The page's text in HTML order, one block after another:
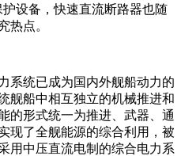
设备，快速直流断路器也随
热点。
统已成为国内外舰船动力的
舰船中相互独立的机械推进和
的形式统一为推进、武器、通
现了全舰能源的综合利用，被
用中压直流电制的综合电力系